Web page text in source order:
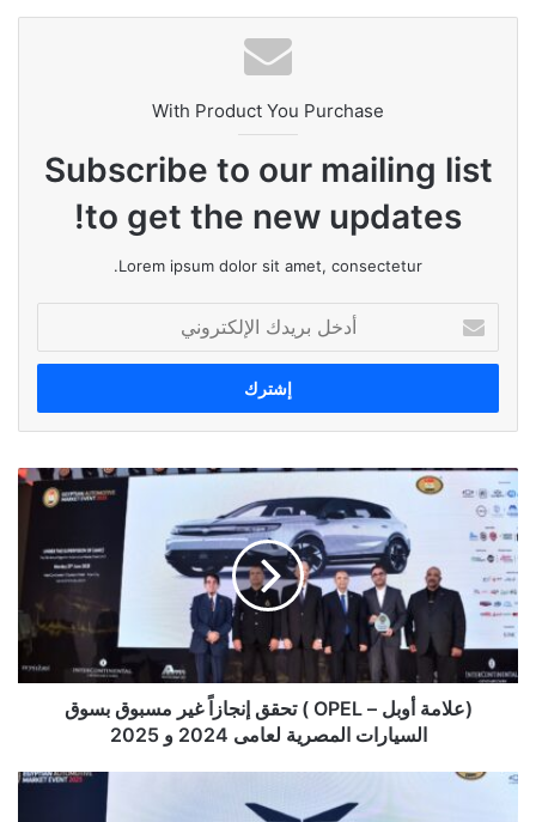
With Product You Purchase
Subscribe to our mailing list
to get the new updates!
Lorem ipsum dolor sit amet, consectetur.
بريدك
الإلكتروني
(علامة
أوبل
–
OPEL
)
تحقق
إنجازاً
غير
مسبوق
لعامى
(علامة أوبل – OPEL ) تحقق إنجازاً غير مسبوق بسوق
السيارات المصرية لعامى 2024 و 2025
علامة